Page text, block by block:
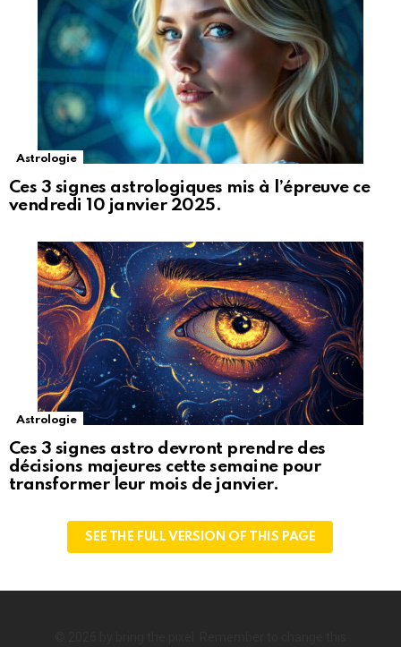
Astrologie
Ces 3 signes astrologiques mis à l’épreuve ce
vendredi 10 janvier 2025.
Astrologie
Ces 3 signes astro devront prendre des
décisions majeures cette semaine pour
transformer leur mois de janvier.
SEE THE FULL VERSION OF THIS PAGE